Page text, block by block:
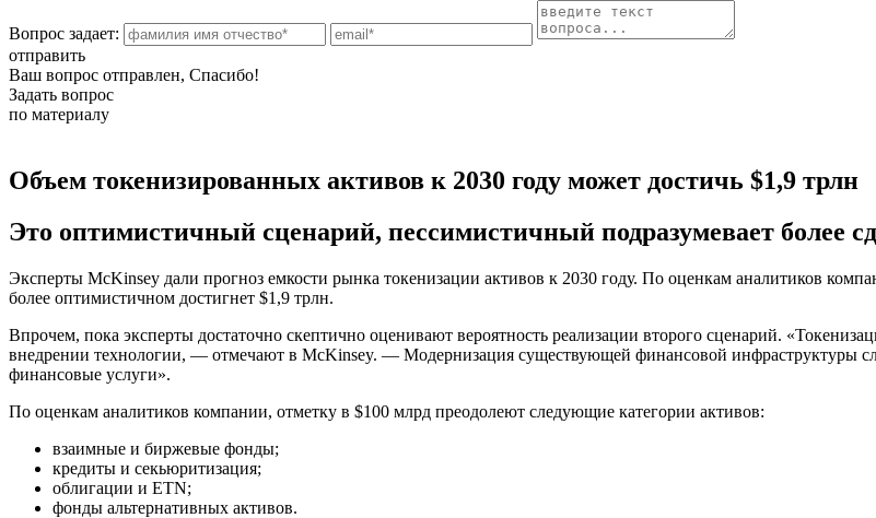
Вопрос задает:
отправить
Ваш вопрос отправлен, Спасибо!
Задать вопрос
по материалу
Объем токенизированных активов к 2030 году может достичь $1,9 трлн
Это оптимистичный сценарий, пессимистичный подразумевает более
Эксперты McKinsey дали прогноз емкости рынка токенизации активов к 2030 году. По оценкам аналитиков
более оптимистичном достигнет $1,9 трлн.
Впрочем, пока эксперты достаточно скептично оценивают вероятность реализации второго сценарий.
внедрении технологии, — отмечают в McKinsey. — Модернизация существующей финансовой инфраструктуры
финансовые услуги».
По оценкам аналитиков компании, отметку в $100 млрд преодолеют следующие категории активов:
взаимные и биржевые фонды;
кредиты и секьюритизация;
облигации и ETN;
фонды альтернативных активов.